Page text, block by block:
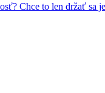
Chce to len držať sa